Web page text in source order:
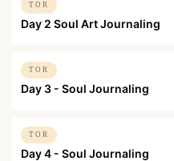
TOR
Day 2 Soul Art Journaling
TOR
Day 3 - Soul Journaling
TOR
Day 4 - Soul Journaling